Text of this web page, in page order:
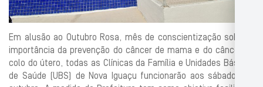
Em alusão ao Outubro Rosa, mês de conscientização sobre a
importância da prevenção do câncer de mama e do câncer do
colo do útero, todas as Clínicas da Família e Unidades Básicas
de Saúde (UBS) de Nova Iguaçu funcionarão aos sábados de